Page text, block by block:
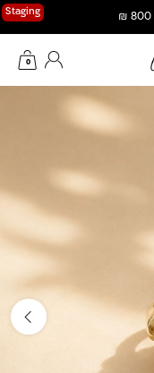
Staging
0
החשבון שלי